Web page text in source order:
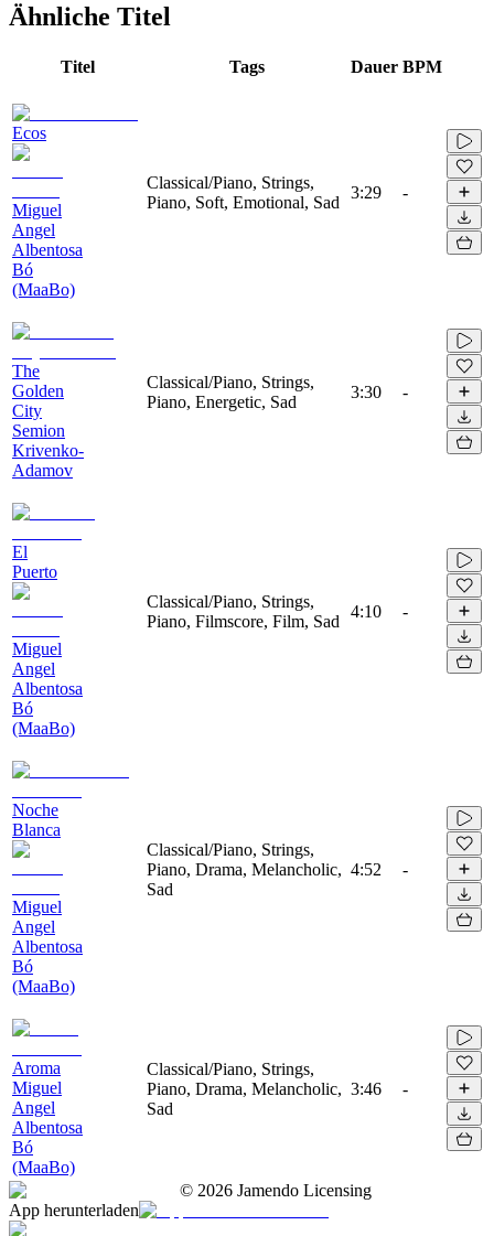
Ähnliche Titel
Titel Tags Dauer BPM
Ecos
Miguel
Angel
Albentosa
Bó
(MaaBo)
Classical/Piano, Strings,
Piano, Soft, Emotional, Sad
3:29 -
The
Golden
City
Semion
Krivenko-
Adamov
Classical/Piano, Strings,
Piano, Energetic, Sad
3:30 -
El
Puerto
Miguel
Angel
Albentosa
Bó
(MaaBo)
Classical/Piano, Strings,
Piano, Filmscore, Film, Sad
4:10 -
Noche
Blanca
Miguel
Angel
Albentosa
Bó
(MaaBo)
Classical/Piano, Strings,
Piano, Drama, Melancholic,
Sad
4:52 -
Aroma
Miguel
Angel
Albentosa
Bó
(MaaBo)
Classical/Piano, Strings,
Piano, Drama, Melancholic,
Sad
3:46 -
© 2026 Jamendo Licensing
App herunterladen